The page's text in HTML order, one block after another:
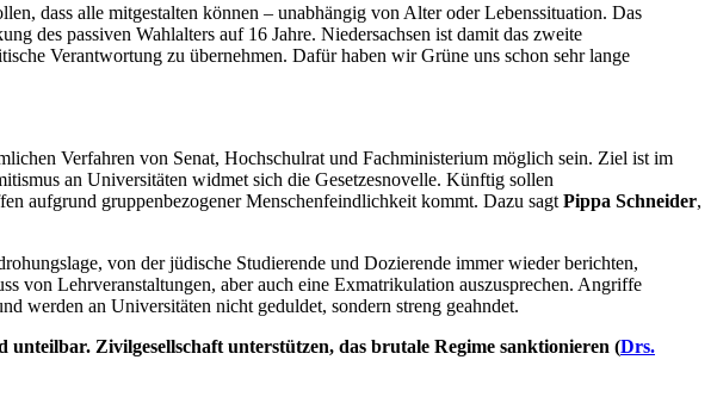
dass alle mitgestalten können – unabhängig von Alter oder Lebenssituation. Das
des passiven Wahlalters auf 16 Jahre. Niedersachsen ist damit das zweite
Verantwortung zu übernehmen. Dafür haben wir Grüne uns schon sehr lange
Verfahren von Senat, Hochschulrat und Fachministerium möglich sein. Ziel ist im
an Universitäten widmet sich die Gesetzesnovelle. Künftig sollen
aufgrund gruppenbezogener Menschenfeindlichkeit kommt. Dazu sagt Pippa Schneider,
von der jüdische Studierende und Dozierende immer wieder berichten,
von Lehrveranstaltungen, aber auch eine Exmatrikulation auszusprechen. Angriffe
werden an Universitäten nicht geduldet, sondern streng geahndet.
Zivilgesellschaft unterstützen, das brutale Regime sanktionieren (Drs.